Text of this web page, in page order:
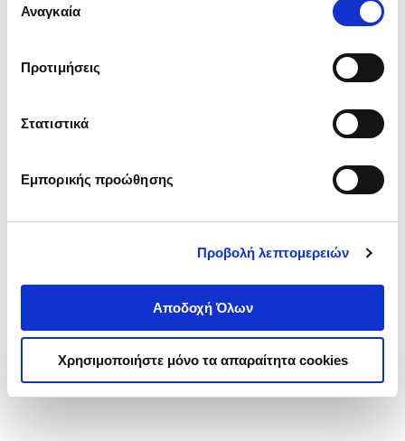
ενδιαφέρουν και να επιλέξετε από τα παρακάτω με την
΄΄και να ενημερωθείτε σχετικά με
συγκατάθεσης
Αναγκαία
Προτιμήσεις
Στατιστικά
Εμπορικής προώθησης
Προβολή λεπτομερειών
Αποδοχή Όλων
Χρησιμοποιήστε μόνο τα απαραίτητα cookies